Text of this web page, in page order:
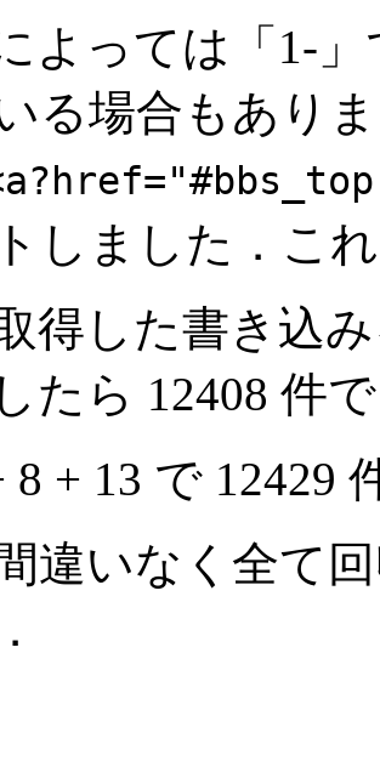
よっては「1-
る場合もあり
しました．こ
得した書き込
たら 12408 件
8 + 13 で 12429
違いなく全て